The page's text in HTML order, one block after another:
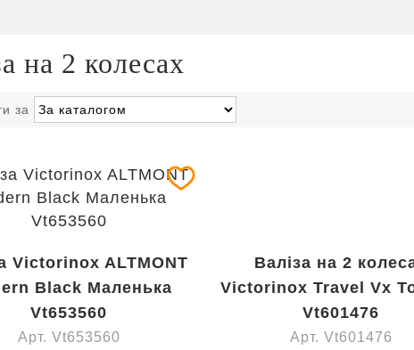
на 2 колесах
за
Victorinox ALTMONT
Black Маленька
Vt653560
Арт. Vt653560
Валіза на 2
Victorinox Travel Vx
Vt601476
Арт. Vt601476